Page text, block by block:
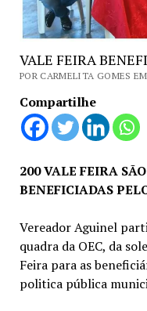
VALE FEIRA
POR CARMELITA GOMES
Compartilhe
200 VALE FEIRA
BENEFICIADAS
Vereador Aguinel
quadra da OEC, da
Feira para as
politica pública